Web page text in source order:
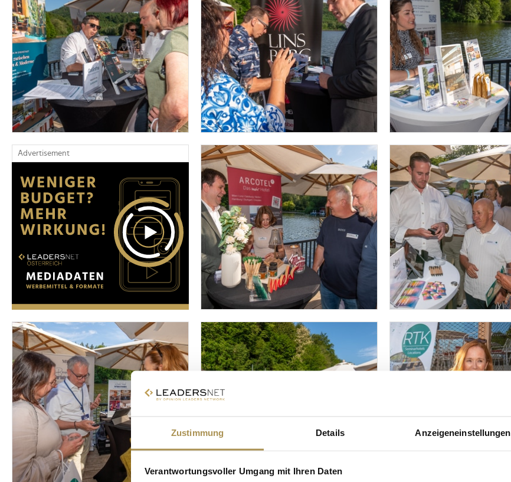
Zustimmung Details Anzeigeneinstellungen
Verantwortungsvoller Umgang mit Ihren Daten
Advertisement